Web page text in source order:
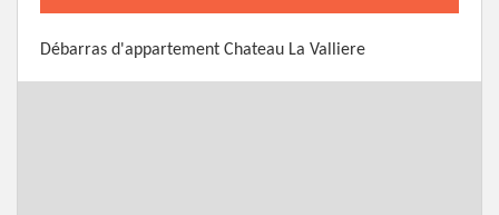
Débarras d'appartement Chateau La Valliere